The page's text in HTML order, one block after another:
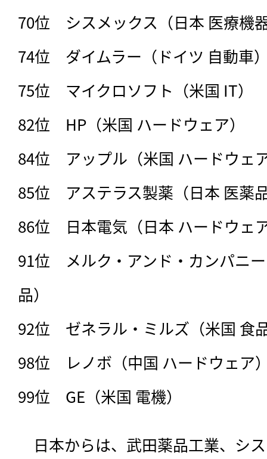
70位　シスメックス（日本 医療機
74位　ダイムラー（ドイツ 自動車
75位　マイクロソフト（米国 IT）
82位　HP（米国 ハードウェア）
84位　アップル（米国 ハードウェ
85位　アステラス製薬（日本 医薬
86位　日本電気（日本 ハードウェ
91位　メルク・アンド・カンパニ
品）
92位　ゼネラル・ミルズ（米国 食
98位　レノボ（中国 ハードウェア
99位　GE（米国 電機）
日本からは、武田薬品工業、シ